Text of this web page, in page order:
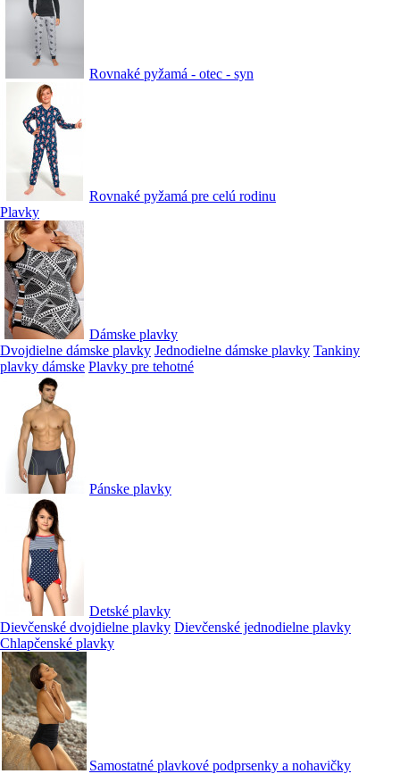
Rovnaké pyžamá - otec - syn
Rovnaké pyžamá pre celú rodinu
Plavky
Dámske plavky
Dvojdielne dámske plavky Jednodielne dámske plavky Tankiny
plavky dámske Plavky pre tehotné
Pánske plavky
Detské plavky
Dievčenské dvojdielne plavky Dievčenské jednodielne plavky
Chlapčenské plavky
Samostatné plavkové podprsenky a nohavičky